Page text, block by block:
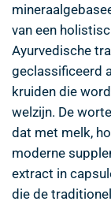
van een
Ayurvedische
geclassificeerd
kruiden die
welzijn. De
dat met melk,
moderne
extract in
die de